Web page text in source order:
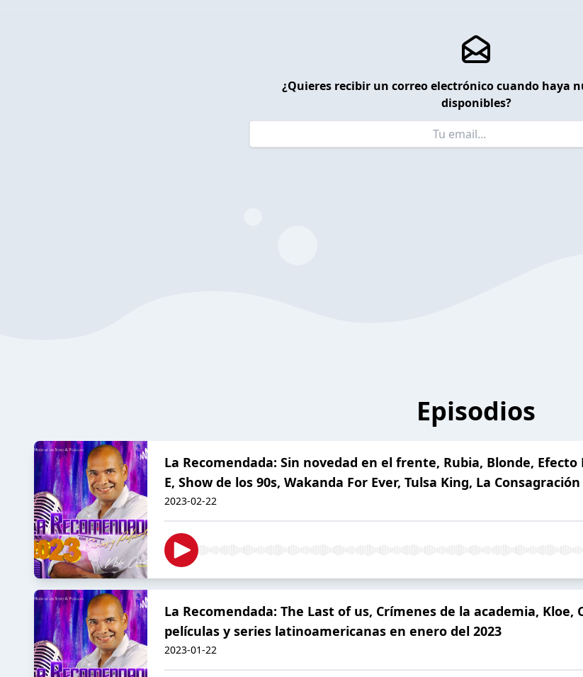
¿Quieres recibir un correo electrónico cuando haya
disponibles?
Episodios
La Recomendada: Sin novedad en el frente, Rubia, Blonde,
E, Show de los 90s, Wakanda For Ever, Tulsa King, La
2023-02-22
La Recomendada: The Last of us, Crímenes de la academia, Kloe,
películas y series latinoamericanas en enero del 2023
2023-01-22